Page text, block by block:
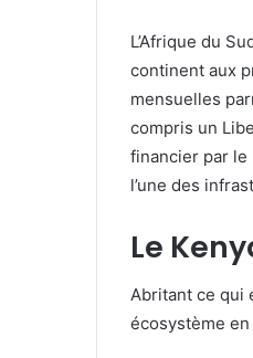
L’Afrique du
continent aux
mensuelles
compris un
financier par le
l’une des
Le
Abritant ce qui
écosystème